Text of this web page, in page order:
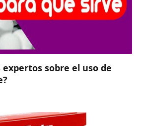
sobre el uso de